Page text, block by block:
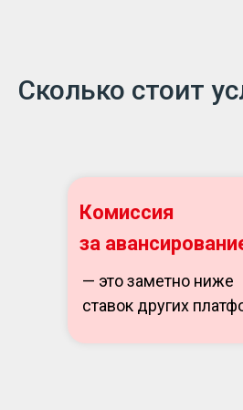
Сколько стоит
Комиссия
за
— это заметно ниже
ставок других